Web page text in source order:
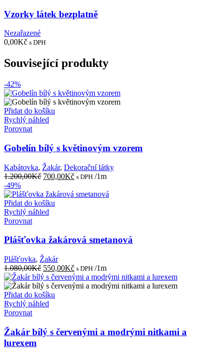
Vzorky látek bezplatně
Nezařazené
0,00Kč s DPH
Související produkty
-42%
Přidat do košíku
Rychlý náhled
Porovnat
Gobelín bílý s květinovým vzorem
Kabátovka, Žakár, Dekorační látky
1.200,00Kč Původní
byla:
1.200,00Kč.
700,00KčAktuální
je:
s DPH /1m
-49%
Přidat do košíku
Rychlý náhled
Porovnat
Plášťovka žakárová smetanová
Plášťovka, Žakár
1.080,00Kč Původní
cena
byla:
1.080,00Kč.
550,00KčAktuální
cena
je:
s DPH /1m
Přidat do košíku
Rychlý náhled
Porovnat
Žakár bílý s červenými a modrými nitkami a
lurexem